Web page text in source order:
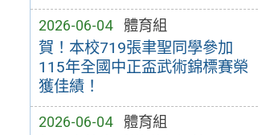
2026-06-04 體育組
賀！本校719張聿聖同學參加
115年全國中正盃武術錦標賽榮
獲佳績！
2026-06-04 體育組